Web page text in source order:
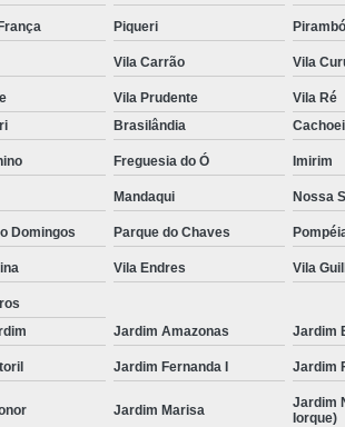
Piqueri
Vila Carrão Vila
Vila Prudente Vila Ré
Brasilândia
Freguesia do Ó Imirim
Mandaqui Nossa
Domingos Parque do Chaves
Vila Endres Vila
Jardim Amazonas Jardim
Jardim Fernanda I Jardim
Jardim Marisa
Jardim
Iorque)